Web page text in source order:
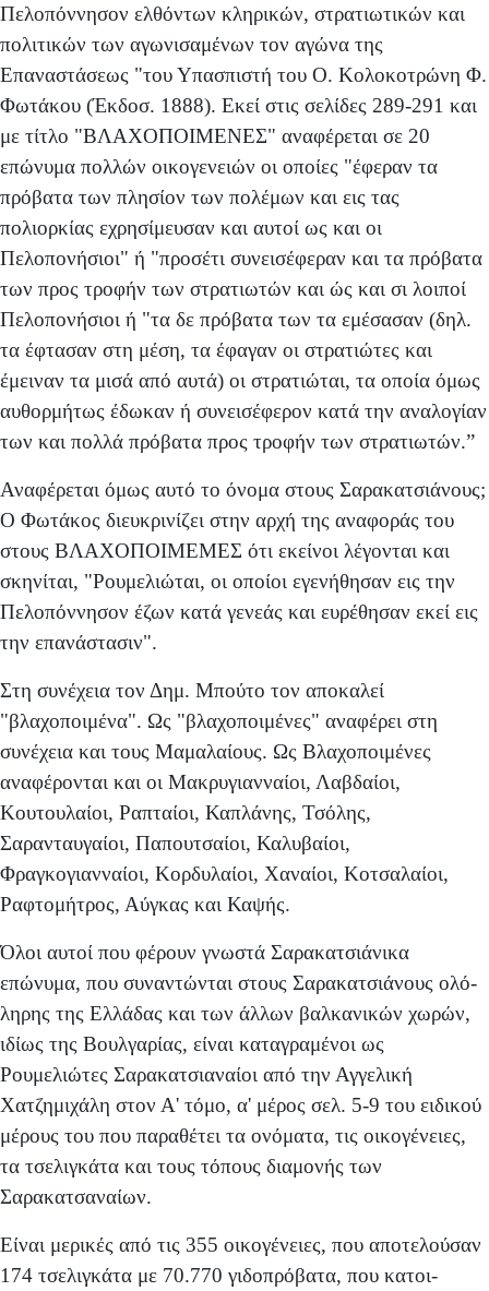
Πελοπόννη­σον ελθόντων κληρικών, στρατιωτικών και
πολιτικών των αγωνισαμένων τον αγώνα της
Επαναστάσεως "του Υπα­σπιστή του Ο. Κολοκοτρώνη Φ.
Φωτάκου (Έκδοσ. 1888). Εκεί στις σελίδες 289-291 και
με τίτλο "ΒΛΑΧΟΠΟΙΜΕΝΕΣ" αναφέρεται σε 20
επώνυμα πολλών οικογενειών οι οποίες "έφεραν τα
πρόβατα των πλησίον των πολέμων και εις τας
πολιορκίας εχρησίμευσαν και αυτοί ως και οι
Πελοπονήσιοι" ή "προσέτι συνεισέφεραν και τα πρόβατα
των προς τροφήν των στρατιωτών και ώς και σι λοιποί
Πελο­πονήσιοι ή "τα δε πρόβατα των τα εμέσασαν (δηλ.
τα έφτασαν στη μέση, τα έφαγαν οι στρατιώτες και
έμειναν τα μισά από αυτά) οι στρατιώται, τα οποία όμως
αυθορμήτως έδωκαν ή συνεισέφερον κατά την αναλογίαν
των και πολλά πρόβατα προς τροφήν των στρατιωτών.”
Αναφέρεται όμως αυτό το όνομα στους Σαρακατσιάνους;
Ο Φωτάκος διευκρινίζει στην αρχή της αναφοράς του
στους ΒΛΑΧΟΠΟΙΜΕΜΕΣ ότι εκείνοι λέγονται και
σκηνίται, "Ρουμελιώται, οι οποίοι εγενήθησαν εις την
Πελο­πόννησον έζων κατά γενεάς και ευρέθησαν εκεί εις
την επανάστασιν".
Στη συνέχεια τον Δημ. Μπούτο τον αποκαλεί
"βλαχοποιμένα". Ως "βλαχοποιμένες" αναφέρει στη
συνέχεια και τους Μαμαλαίους. Ως Βλαχοποιμένες
αναφέρονται και οι Μακρυγιανναίοι, Λαβδαίοι,
Κουτουλαίοι, Ραπταίοι, Καπλάνης, Τσόλης,
Σαρανταυγαίοι, Παπουτσαίοι, Καλυβαίοι,
Φραγκογιανναίοι, Κορδυλαίοι, Χαναίοι, Κοτσαλαίοι,
Ραφτομήτρος, Αύγκας και Καψής.
Όλοι αυτοί που φέρουν γνωστά Σαρακατσιάνικα
επώνυμα, που συναντώνται στους Σαρακατσιάνους ολό­
ληρης της Ελλάδας και των άλλων βαλκανικών χωρών,
ιδίως της Βουλγαρίας, είναι καταγραμένοι ως
Ρουμελιώτες Σαρακατσιαναίοι από την Αγγελική
Χατζημιχάλη στον Α' τόμο, α' μέρος σελ. 5-9 του ειδικού
μέρους του που παρα­θέτει τα ονόματα, τις οικογένειες,
τα τσελιγκάτα και τους τόπους διαμονής των
Σαρακατσαναίων.
Είναι μερικές από τις 355 οικογένειες, που αποτελού­σαν
174 τσελιγκάτα με 70.770 γιδοπρόβατα, που κατοι­